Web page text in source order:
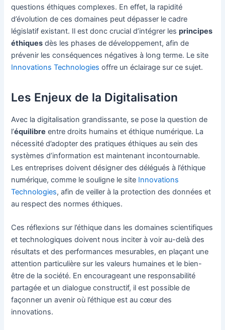
questions éthiques complexes. En effet, la rapidité
d’évolution de ces domaines peut dépasser le cadre
législatif existant. Il est donc crucial d’intégrer lesprincipes
éthiques dès les phases de développement, afin de
prévenir les conséquences négatives à long terme. Le site
Innovations Technologies offre un éclairage sur ce sujet.
Les Enjeux de la Digitalisation
Avec la digitalisation grandissante, se pose la question de
l’équilibre entre droits humains et éthique numérique. La
nécessité d’adopter des pratiques éthiques au sein des
systèmes d’information est maintenant incontournable.
Les entreprises doivent désigner des délégués à l’éthique
numérique, comme le souligne le site Innovations
Technologies, afin de veiller à la protection des données et
au respect des normes éthiques.
Ces réflexions sur l’éthique dans les domaines scientifiques
et technologiques doivent nous inciter à voir au-delà des
résultats et des performances mesurables, en plaçant une
attention particulière sur les valeurs humaines et le bien-
être de la société. En encourageant une responsabilité
partagée et un dialogue constructif, il est possible de
façonner un avenir où l’éthique est au cœur des
innovations.